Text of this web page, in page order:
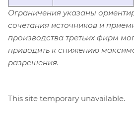
Ограничения указаны
сочетания источников и
производства третьих фирм
приводить к снижению
разрешения.
This site temporary unavailable.